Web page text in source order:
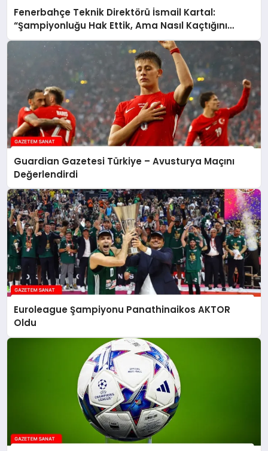
Fenerbahçe Teknik Direktörü İsmail Kartal:
“Şampiyonluğu Hak Ettik, Ama Nasıl Kaçtığını
Bütün Türkiye Biliyor”
Guardian Gazetesi Türkiye – Avusturya Maçını
Değerlendirdi
Euroleague Şampiyonu Panathinaikos AKTOR
Oldu